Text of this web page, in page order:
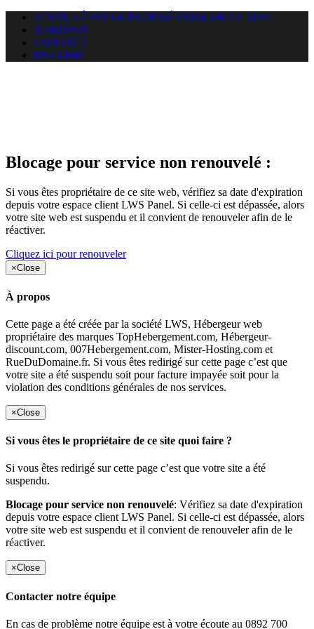
SI VOUS ÊTES LE PROPRIÉTAIRE DE CE SITE
A PROPOS
CONTACT
ENGLISH
Blocage pour service non renouvelé :
Si vous êtes propriétaire de ce site web, vérifiez sa date d'expiration
depuis votre espace client LWS Panel. Si celle-ci est dépassée, alors
votre site web est suspendu et il convient de renouveler afin de le
réactiver.
Cliquez ici pour renouveler
×Close
À propos
Cette page a été créée par la société LWS, Hébergeur web
propriétaire des marques TopHebergement.com, Hébergeur-
discount.com, 007Hebergement.com, Mister-Hosting.com et
RueDuDomaine.fr. Si vous êtes redirigé sur cette page c’est que
votre site a été suspendu soit pour facture impayée soit pour la
violation des conditions générales de nos services.
×Close
Si vous êtes le propriétaire de ce site quoi faire ?
Si vous êtes redirigé sur cette page c’est que votre site a été
suspendu.
Blocage pour service non renouvelé: Vérifiez sa date d'expiration
depuis votre espace client LWS Panel. Si celle-ci est dépassée, alors
votre site web est suspendu et il convient de renouveler afin de le
réactiver.
×Close
Contacter notre équipe
En cas de problème notre équipe est à votre écoute au 0892 700